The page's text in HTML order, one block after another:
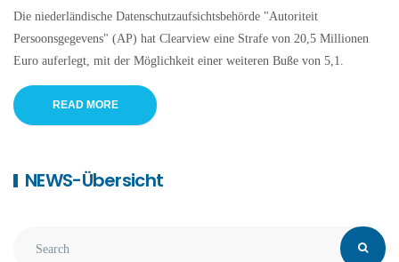
Die niederländische Datenschutzaufsichtsbehörde "Autoriteit
Persoonsgegevens" (AP) hat Clearview eine Strafe von 20,5 Millionen
Euro auferlegt, mit der Möglichkeit einer weiteren Buße von 5,1.
READ MORE
NEWS-Übersicht